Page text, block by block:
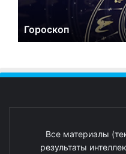
Гороскоп
Все материалы
результаты